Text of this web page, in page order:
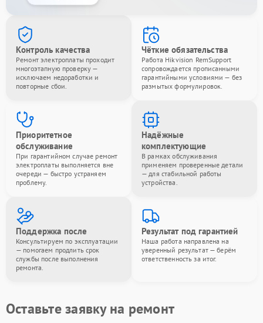
Контроль качества
Ремонт электроплаты проходит
многоэтапную проверку —
исключаем недоработки и
повторные сбои.
Чёткие обязательства
Работа Hikvision RemSupport
сопровождается прописанными
гарантийными условиями — без
размытых формулировок.
Приоритетное
обслуживание
При гарантийном случае ремонт
электроплаты выполняется вне
очереди — быстро устраняем
проблему.
Надёжные
комплектующие
В рамках обслуживания
применяем проверенные детали
— для стабильной работы
устройства.
Поддержка после
Консультируем по эксплуатации
— помогаем продлить срок
службы после выполнения
ремонта.
Результат под гарантией
Наша работа направлена на
уверенный результат — берём
ответственность за итог.
Оставьте заявку на ремонт